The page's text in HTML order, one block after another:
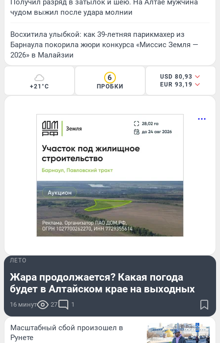
Получил разряд в затылок и шею. На Алтае мужчина
чудом выжил после удара молнии
Восхитила улыбкой: как 39-летняя парикмахер из
Барнаула покорила жюри конкурса «Миссис Земля —
2026» в Малайзии
+21°C
6
ПРОБКИ
USD 80,93
EUR 93,19
ЛЕТО
Жара продолжается? Какая погода
будет в Алтайском крае на выходных
16 минут 27 1
Масштабный сбой произошел в
Рунете